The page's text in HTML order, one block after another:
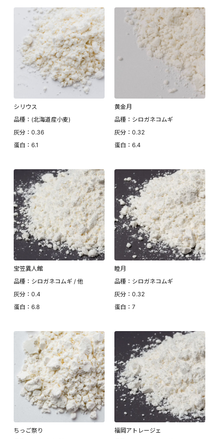
シリウス
品種：(北海道産小麦)
灰分：0.36
蛋白：6.1
黄金月
品種：シロガネコムギ
灰分：0.32
蛋白：6.4
宝笠異人館
品種：シロガネコムギ / 他
灰分：0.4
蛋白：6.8
睦月
品種：シロガネコムギ
灰分：0.32
蛋白：7
ちっご祭り
福岡アトレージェ